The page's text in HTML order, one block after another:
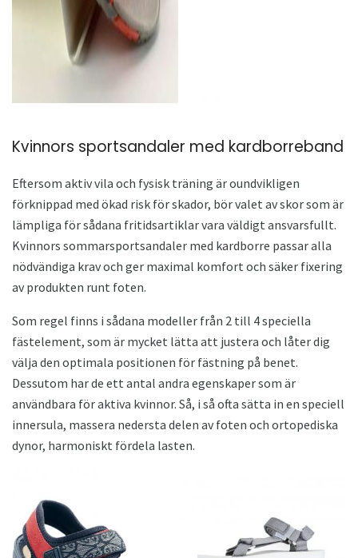
Kvinnors sportsandaler med kardborreband
Eftersom aktiv vila och fysisk träning är oundvikligen
förknippad med ökad risk för skador, bör valet av skor som är
lämpliga för sådana fritidsartiklar vara väldigt ansvarsfullt.
Kvinnors sommarsportsandaler med kardborre passar alla
nödvändiga krav och ger maximal komfort och säker fixering
av produkten runt foten.
Som regel finns i sådana modeller från 2 till 4 speciella
fästelement, som är mycket lätta att justera och låter dig
välja den optimala positionen för fästning på benet.
Dessutom har de ett antal andra egenskaper som är
användbara för aktiva kvinnor. Så, i så ofta sätta in en speciell
innersula, massera nedersta delen av foten och ortopediska
dynor, harmoniskt fördela lasten.